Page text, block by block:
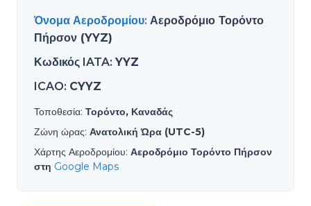
Όνομα Αεροδρομίου: Αεροδρόμιο Τορόντο
Πήρσον (YYZ)
Κωδικός IATA: YYZ
ICAO: CYYZ
Τοποθεσία: Τορόντο, Καναδάς
Ζώνη ώρας: Ανατολική Ώρα (UTC-5)
Χάρτης Αεροδρομίου: Αεροδρόμιο Τορόντο Πήρσον
στη Google Maps